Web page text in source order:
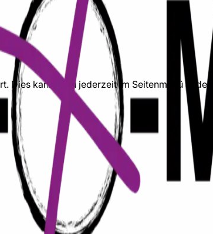
kannst Du jederzeit im Seitenmenü ändern.